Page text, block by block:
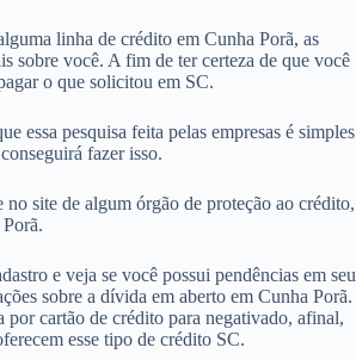
linha de crédito em Cunha Porã, as
sobre você. A fim de ter certeza de que você
o que solicitou em SC.
essa pesquisa feita pelas empresas é simples
fazer isso.
no site de algum órgão de proteção ao crédito,
e veja se você possui pendências em seu
sobre a dívida em aberto em Cunha Porã.
por cartão de crédito para negativado, afinal,
esse tipo de crédito SC.